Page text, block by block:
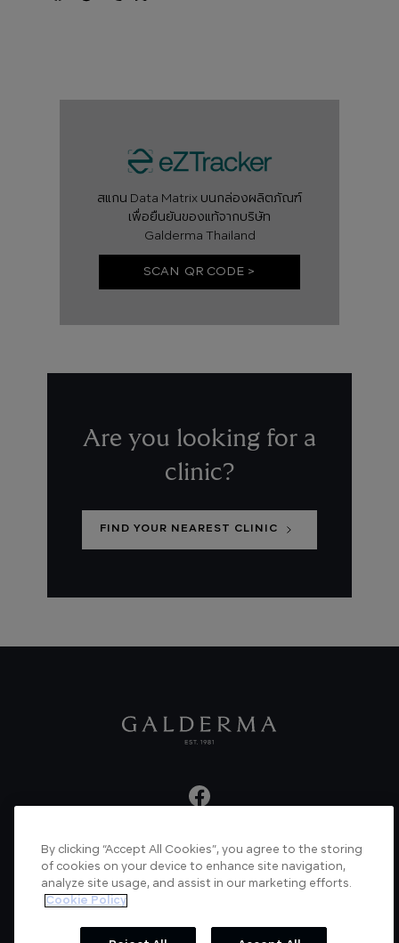
สแกน Data Matrix บนกล่องผลิตภัณฑ์
เพื่อยืนยันของแท้จากบริษัท
Galderma Thailand
SCAN QR CODE >
Are you looking for a
clinic?
FIND YOUR NEAREST CLINIC
About us Articles News Videos
Verified Certificate Contact us
By clicking “Accept All Cookies”, you agree to the storing
of cookies on your device to enhance site navigation,
analyze site usage, and assist in our marketing efforts.
Cookie Policy